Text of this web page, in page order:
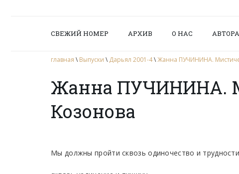
СВЕЖИЙ НОМЕР АРХИВ О НАС
главная \ Выпуски \ Дарьял 2001-4\Жанна ПУЧИНИНА.
Жанна ПУЧИНИНА.
Козонова
Мы должны пройти сквозь одиночество и